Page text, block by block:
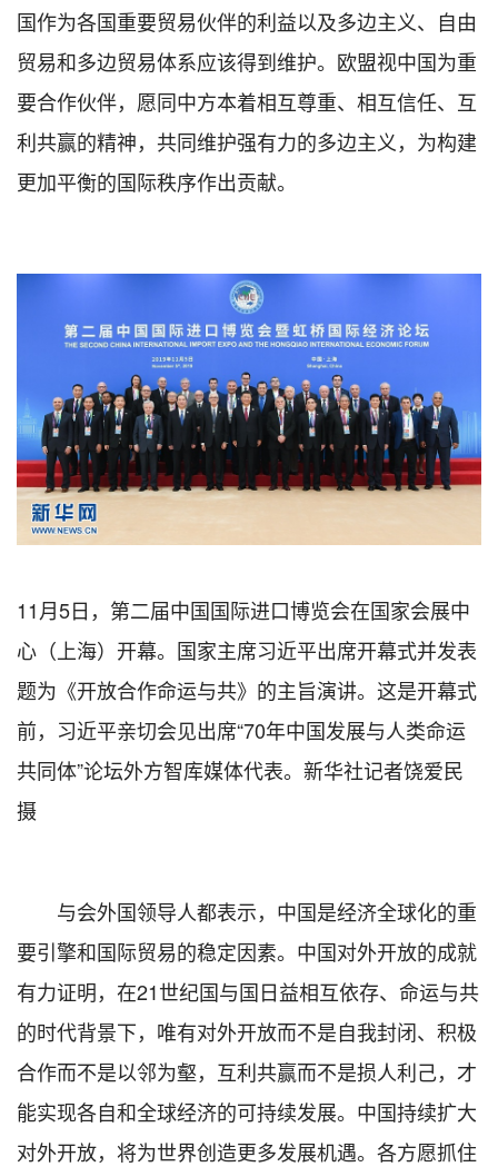
国作为各国重要贸易伙伴的利益以及多边主义、自由
贸易和多边贸易体系应该得到维护。欧盟视中国为重
要合作伙伴，愿同中方本着相互尊重、相互信任、互
利共赢的精神，共同维护强有力的多边主义，为构建
更加平衡的国际秩序作出贡献。
11月5日，第二届中国国际进口博览会在国家会展中
心（上海）开幕。国家主席习近平出席开幕式并发表
题为《开放合作命运与共》的主旨演讲。这是开幕式
前，习近平亲切会见出席“70年中国发展与人类命运
共同体”论坛外方智库媒体代表。新华社记者饶爱民
摄
与会外国领导人都表示，中国是经济全球化的重
要引擎和国际贸易的稳定因素。中国对外开放的成就
有力证明，在21世纪国与国日益相互依存、命运与共
的时代背景下，唯有对外开放而不是自我封闭、积极
合作而不是以邻为壑，互利共赢而不是损人利己，才
能实现各自和全球经济的可持续发展。中国持续扩大
对外开放，将为世界创造更多发展机遇。各方愿抓住